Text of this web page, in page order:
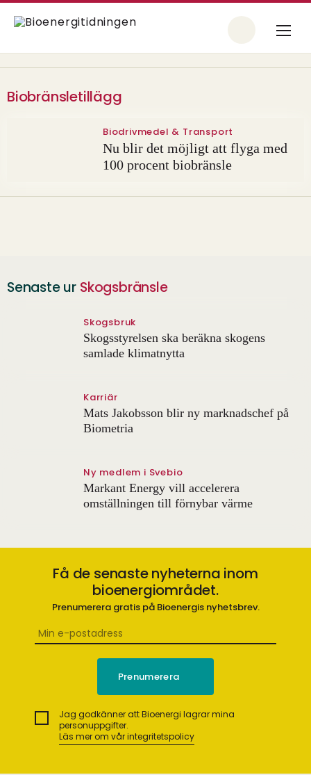
Biobränsletillägg
Biodrivmedel & Transport
Nu blir det möjligt att flyga med
100 procent biobränsle
Senaste ur Skogsbränsle
Skogsbruk
Skogsstyrelsen ska beräkna skogens
samlade klimatnytta
Karriär
Mats Jakobsson blir ny marknadschef på
Biometria
Ny medlem i Svebio
Markant Energy vill accelerera
omställningen till förnybar värme
Få de senaste nyheterna inom
bioenergiområdet.
Prenumerera gratis på Bioenergis nyhetsbrev.
Jag godkänner att Bioenergi lagrar mina
personuppgifter.
Läs mer om vår integritetspolicy